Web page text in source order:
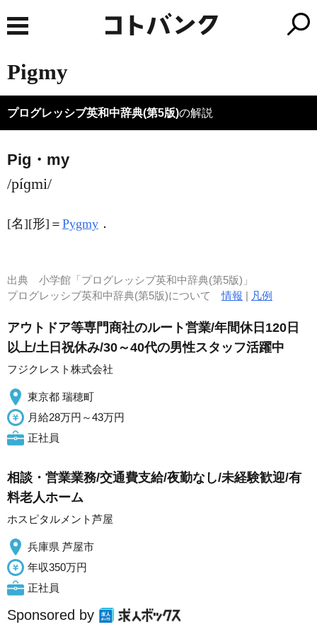
Pigmy
プログレッシブ英和中辞典(第5版)の解説
Pig・my
/píɡmi/
[名][形] ＝ Pygmy ．
出典 小学館「プログレッシブ英和中辞典(第5版)」
プログレッシブ英和中辞典(第5版)について情報 | 凡例
アウトドア等専門商社のルート営業/年間休日120日
以上/土日祝休み/30～40代の男性スタッフ活躍中
フジクレスト株式会社
東京都 瑞穂町
月給28万円～43万円
正社員
相談・営業業務/交通費支給/夜勤なし/未経験歓迎/有
料老人ホーム
ホスピタルメント芦屋
兵庫県 芦屋市
年収350万円
正社員
Sponsored by